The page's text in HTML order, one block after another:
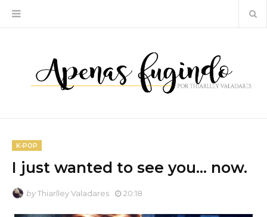
K-POP
I just wanted to see you... now.
byThiarlley Valadares 20:18